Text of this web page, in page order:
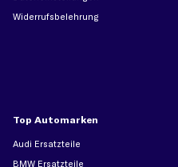
Widerrufsbelehrung
Top Automarken
Audi Ersatzteile
BMW Ersatzteile